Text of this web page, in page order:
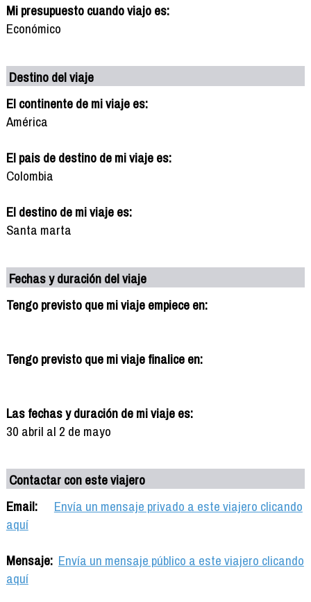
Mi presupuesto cuando viajo es:
Económico
Destino del viaje
El continente de mi viaje es:
América
El pais de destino de mi viaje es:
Colombia
El destino de mi viaje es:
Santa marta
Fechas y duración del viaje
Tengo previsto que mi viaje empiece en:
Tengo previsto que mi viaje finalice en:
Las fechas y duración de mi viaje es:
30 abril al 2 de mayo
Contactar con este viajero
Email:
Envía un mensaje privado a este viajero clicando
aquí
Mensaje: Envía un mensaje público a este viajero clicando
aquí